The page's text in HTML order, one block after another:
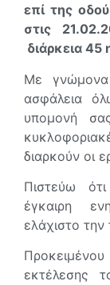
επί της
στις
διάρκεια 45
Με
ασφάλεια
υπομονή
διαρκούν οι
Πιστεύω
έγκαιρη
ελάχιστο την
εκτέλεσης